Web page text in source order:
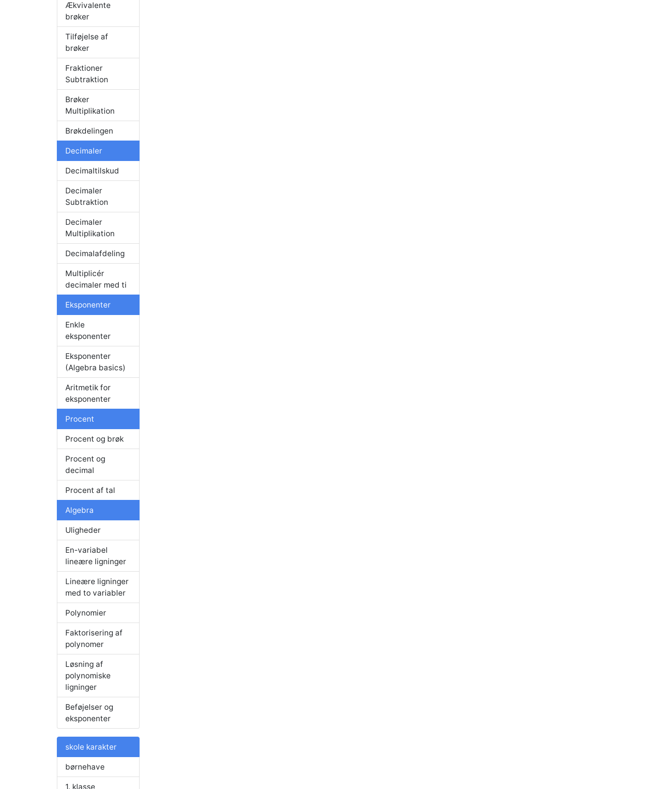
Ækvivalente
brøker
Tilføjelse af
brøker
Fraktioner
Subtraktion
Brøker
Multiplikation
Brøkdelingen
Decimaler
Decimaltilskud
Decimaler
Subtraktion
Decimaler
Multiplikation
Decimalafdeling
Multiplicér
decimaler med ti
Eksponenter
Enkle
eksponenter
Eksponenter
(Algebra basics)
Aritmetik for
eksponenter
Procent
Procent og brøk
Procent og
decimal
Procent af tal
Algebra
Uligheder
En-variabel
lineære ligninger
Lineære ligninger
med to variabler
Polynomier
Faktorisering af
polynomer
Løsning af
polynomiske
ligninger
Beføjelser og
eksponenter
skole karakter
børnehave
1. klasse